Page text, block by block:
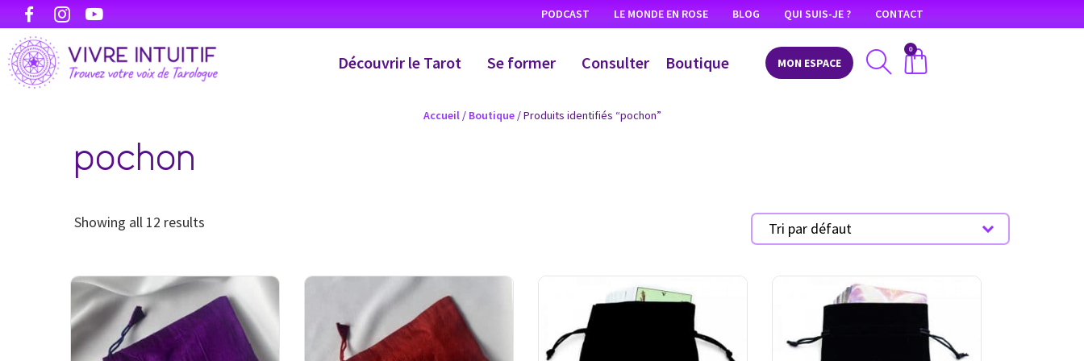
PODCAST LE MONDE EN ROSE BLOG QUI SUIS-JE ? CONTACT
Découvrir le Tarot Se former Consulter Boutique MON ESPACE
0
Accueil/ Boutique/ Produits identifiés “pochon”
pochon
Showing all 12 results